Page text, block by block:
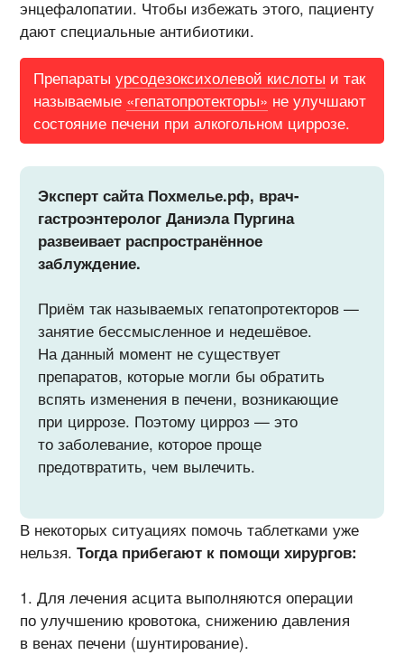
энцефалопатии. Чтобы избежать этого, пациенту
дают специальные антибиотики.
Препаратыурсодезоксихолевой кислоты и так
называемые «гепатопротекторы» не улучшают
состояние печени при алкогольном циррозе.
Эксперт сайта Похмелье.рф, врач-
гастроэнтеролог Даниэла Пургина
развеивает распространённое
заблуждение.
Приём так называемых гепатопротекторов —
занятие бессмысленное и недешёвое.
На данный момент не существует
препаратов, которые могли бы обратить
вспять изменения в печени, возникающие
при циррозе. Поэтому цирроз — это
то заболевание, которое проще
предотвратить, чем вылечить.
В некоторых ситуациях помочь таблетками уже
нельзя.Тогда прибегают к помощи хирургов:
Для лечения асцита выполняются операции
по улучшению кровотока, снижению давления
в венах печени (шунтирование).